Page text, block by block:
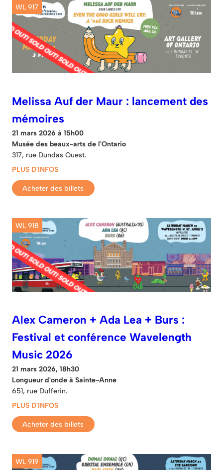
WL 917
Melissa Auf der Maur : lancement des
mémoires
21 mars 2026 à 15h00
Musée des beaux-arts de l'Ontario
317, rue Dundas Ouest.
PLUS D'INFOS
Acheter des billets
WL 918
Alex Cameron + Ada Lea + Burs :
Festival et conférence Wavelength
Music 2026
21 mars 2026, 18h30
Longueur d'onde à Sainte-Anne
651, rue Dufferin.
PLUS D'INFOS
Acheter des billets
WL 919